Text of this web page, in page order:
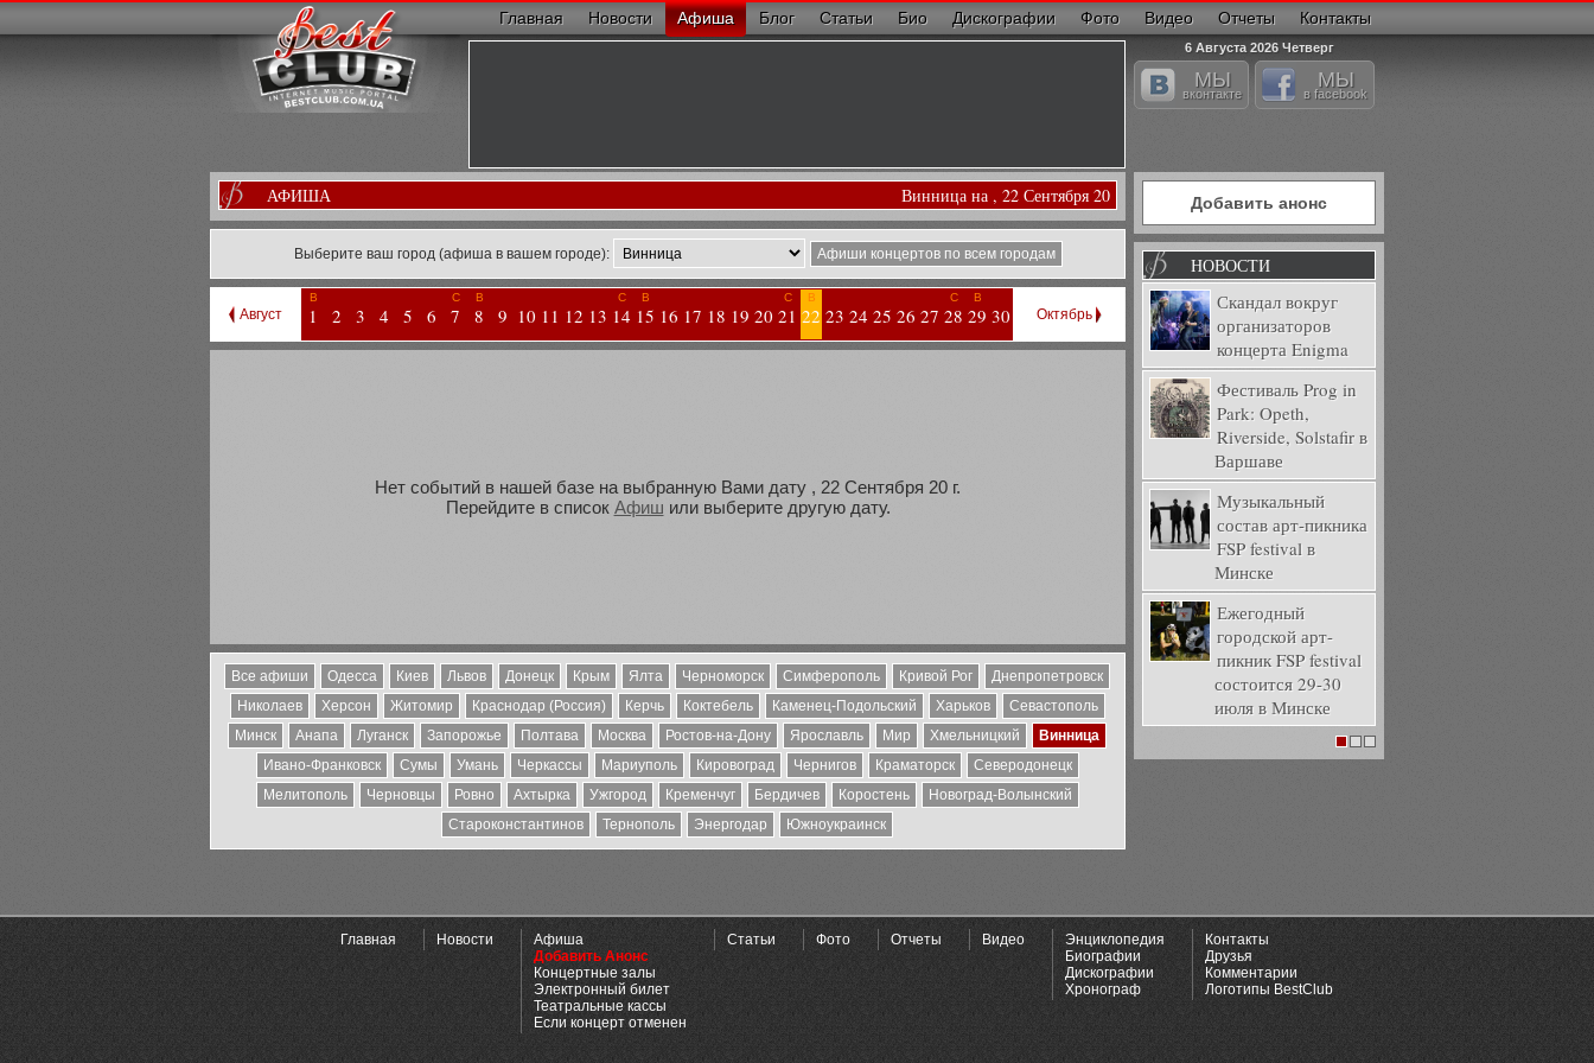
Главная Новости Афиша Блог Статьи Био Дискографии Фото Видео Отчеты Контакты
6 Августа 2026 Четверг
МЫ
вконтакте
МЫ
в facebook
АФИША Винница на , 22 Сентября 20
Выберите ваш город (афиша в вашем городе): Афиши концертов по всем городам
Август
В
1 2 3 4 5 6
С
7
В
8 9 10 11 12 13
С
14
В
15 16 17 18 19 20
С
21
В
22 23 24 25 26 27
С
28
В
29 30 Октябрь
Нет событий в нашей базе на выбранную Вами дату , 22 Сентября 20 г.
Перейдите в список Афиш или выберите другую дату.
Все афиши Одесса Киев Львов Донецк Крым Ялта Черноморск Симферополь Кривой Рог
Днепропетровск
Николаев
Херсон Житомир Краснодар (Россия) Керчь Коктебель Каменец-Подольский Харьков
Севастополь
Минск
Анапа Луганск Запорожье Полтава Москва Ростов-на-Дону Ярославль Мир Хмельницкий
Винница
Ивано-Франковск
Сумы Умань Черкассы Мариуполь Кировоград Чернигов Краматорск
Северодонецк
Мелитополь
Черновцы Ровно Ахтырка Ужгород Кременчуг Бердичев Коростень
Новоград-Волынский
Староконстантинов
Тернополь Энергодар Южноукраинск
Добавить анонс
НОВОСТИ
Скандал вокруг
организаторов
концерта Enigma
Фестиваль Prog in
Park: Opeth,
Riverside, Solstafir в
Варшаве
Музыкальный
состав арт-пикника
FSP festival в
Минске
Ежегодный
городской арт-
пикник FSP festival
состоится 29-30
июля в Минске
Главная Новости
Афиша
Добавить Анонс
Концертные залы
Электронный билет
Театральные кассы
Если концерт отменен
Статьи Фото Отчеты Видео
Энциклопедия
Биографии
Дискографии
Хронограф
Контакты
Друзья
Комментарии
Логотипы BestClub